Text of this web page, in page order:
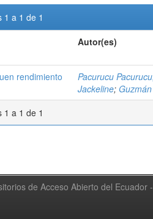
1 a 1 de 1
Autor(es)
rendimiento
Pacurucu
Jackeline;
1 a 1 de 1
de Acceso Abierto del Ecuador